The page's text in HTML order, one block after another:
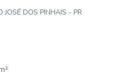
DOS PINHAIS - PR